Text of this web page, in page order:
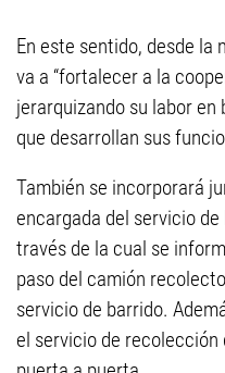
En este sentido, desde la
va a “fortalecer a la
jerarquizando su labor
que desarrollan sus
También se incorporará
encargada del servicio de
través de la cual se
paso del camión
servicio de barrido.
el servicio de recolección